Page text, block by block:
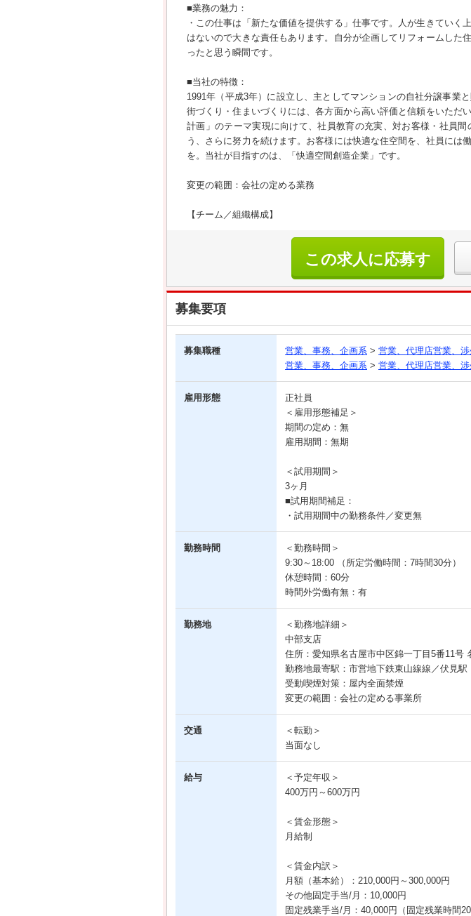
■業務の魅力：
・この仕事は「新たな価値を提供する」仕事です。人が生きてい
はないので大きな責任もあります。自分が企画してリフォームし
ったと思う瞬間です。
■当社の特徴：
1991年（平成3年）に設立し、主としてマンションの自社分譲事業
街づくり・住まいづくりには、各方面から高い評価と信頼をいただ
計画」のテーマ実現に向けて、社員教育の充実、対お客様・社員
う、さらに努力を続けます。お客様には快適な住空間を、社員には
を。当社が目指すのは、「快適空間創造企業」です。
変更の範囲：会社の定める業務
【チーム／組織構成】
この求人に応募す
る
募集要項
募集職種 営業、事務、企画系 > 営業、代理店営業、
営業、事務、企画系 > 営業、代理店営業、
雇用形態
正社員
＜雇用形態補足＞
期間の定め：無
雇用期間：無期
＜試用期間＞
3ヶ月
■試用期間補足：
・試用期間中の勤務条件／変更無
勤務時間
＜勤務時間＞
9:30～18:00 （所定労働時間：7時間30分）
休憩時間：60分
時間外労働有無：有
勤務地
＜勤務地詳細＞
中部支店
住所：愛知県名古屋市中区錦一丁目5番11号
勤務地最寄駅：市営地下鉄東山線線／伏見駅
受動喫煙対策：屋内全面禁煙
変更の範囲：会社の定める事業所
交通
＜転勤＞
当面なし
給与
＜予定年収＞
400万円～600万円
＜賃金形態＞
月給制
＜賃金内訳＞
月額（基本給）：210,000円～300,000円
その他固定手当/月：10,000円
固定残業手当/月：40,000円（固定残業時間